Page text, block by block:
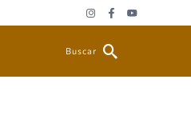
Buscar